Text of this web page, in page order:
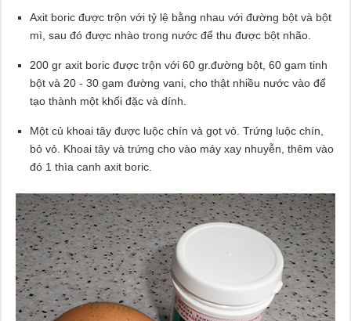
Axit boric được trộn với tỷ lệ bằng nhau với đường bột và bột
mì, sau đó được nhào trong nước để thu được bột nhão.
200 gr axit boric được trộn với 60 gr.đường bột, 60 gam tinh
bột và 20 - 30 gam đường vani, cho thật nhiều nước vào để
tạo thành một khối đặc và dính.
Một củ khoai tây được luộc chín và gọt vỏ. Trứng luộc chín,
bỏ vỏ. Khoai tây và trứng cho vào máy xay nhuyễn, thêm vào
đó 1 thìa canh axit boric.